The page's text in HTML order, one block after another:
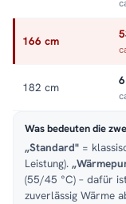
166 cm
182 cm
Was bedeuten die
„Standard" =
Leistung).
(55/45 °C) – dafür
zuverlässig Wärme